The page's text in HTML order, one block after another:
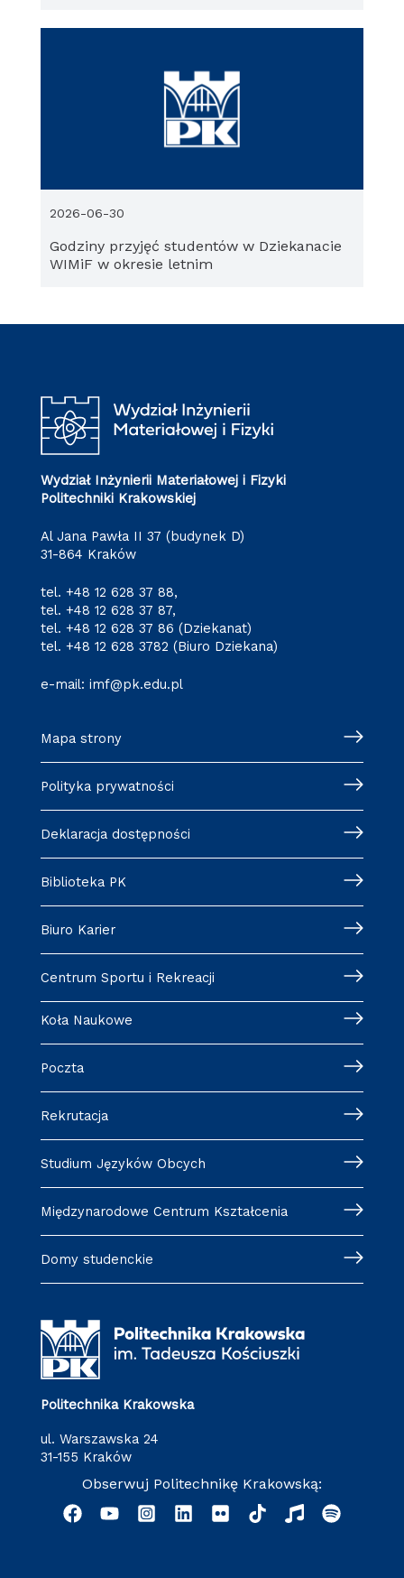
Godziny przyjęć studentów w Dziekanacie
WIMiF w okresie letnim
2026-06-30
Wydział Inżynierii Materiałowej i Fizyki
Politechniki Krakowskiej
Al Jana Pawła II 37 (budynek D)
31-864 Kraków
tel. +48 12 628 37 88,
tel. +48 12 628 37 87,
tel. +48 12 628 37 86 (Dziekanat)
tel. +48 12 628 3782 (Biuro Dziekana)
e-mail: imf@pk.edu.pl
Mapa strony
Polityka prywatności
Deklaracja dostępności
Biblioteka PK
Biuro Karier
Centrum Sportu i Rekreacji
Koła Naukowe
Poczta
Rekrutacja
Studium Języków Obcych
Międzynarodowe Centrum Kształcenia
Domy studenckie
Politechnika Krakowska
ul. Warszawska 24
31-155 Kraków
Obserwuj Politechnikę Krakowską: